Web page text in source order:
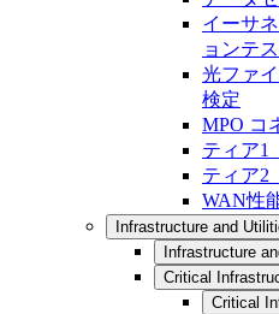
イーサ
ョンテ
光ファ
検定
MPO コ
ティア1
ティア2
WAN性
Infrastructure and
Infrastructure
Critical
Critical